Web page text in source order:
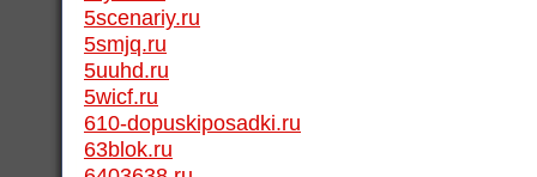
5scenariy.ru
5smjq.ru
5uuhd.ru
5wicf.ru
610-dopuskiposadki.ru
63blok.ru